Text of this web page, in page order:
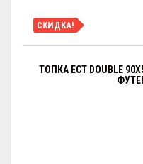
СКИДКА!
ТОПКА ECT DOUBLE